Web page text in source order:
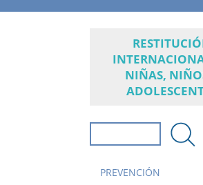
NIÑAS,
Formulario de
PREVENCIÓN